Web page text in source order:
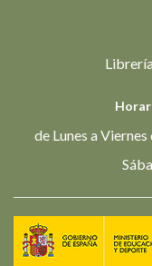
de Lunes a